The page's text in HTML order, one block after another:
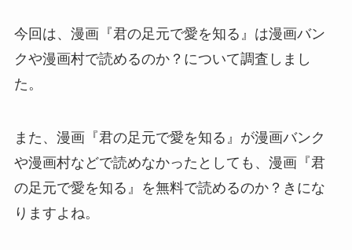
今回は、漫画『君の足元で愛を知る』は漫画バン
クや漫画村で読めるのか？について調査しまし
た。
また、漫画『君の足元で愛を知る』が漫画バンク
や漫画村などで読めなかったとしても、漫画『君
の足元で愛を知る』を無料で読めるのか？きにな
りますよね。